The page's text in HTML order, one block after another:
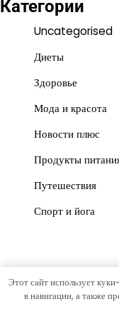
Категории
Uncategorised
Диеты
Здоровье
Мода и красота
Новости плюс
Продукты
Путешествия
Спорт и йога
Copyright © 2026
Этот сайт использует
в навигации, а также